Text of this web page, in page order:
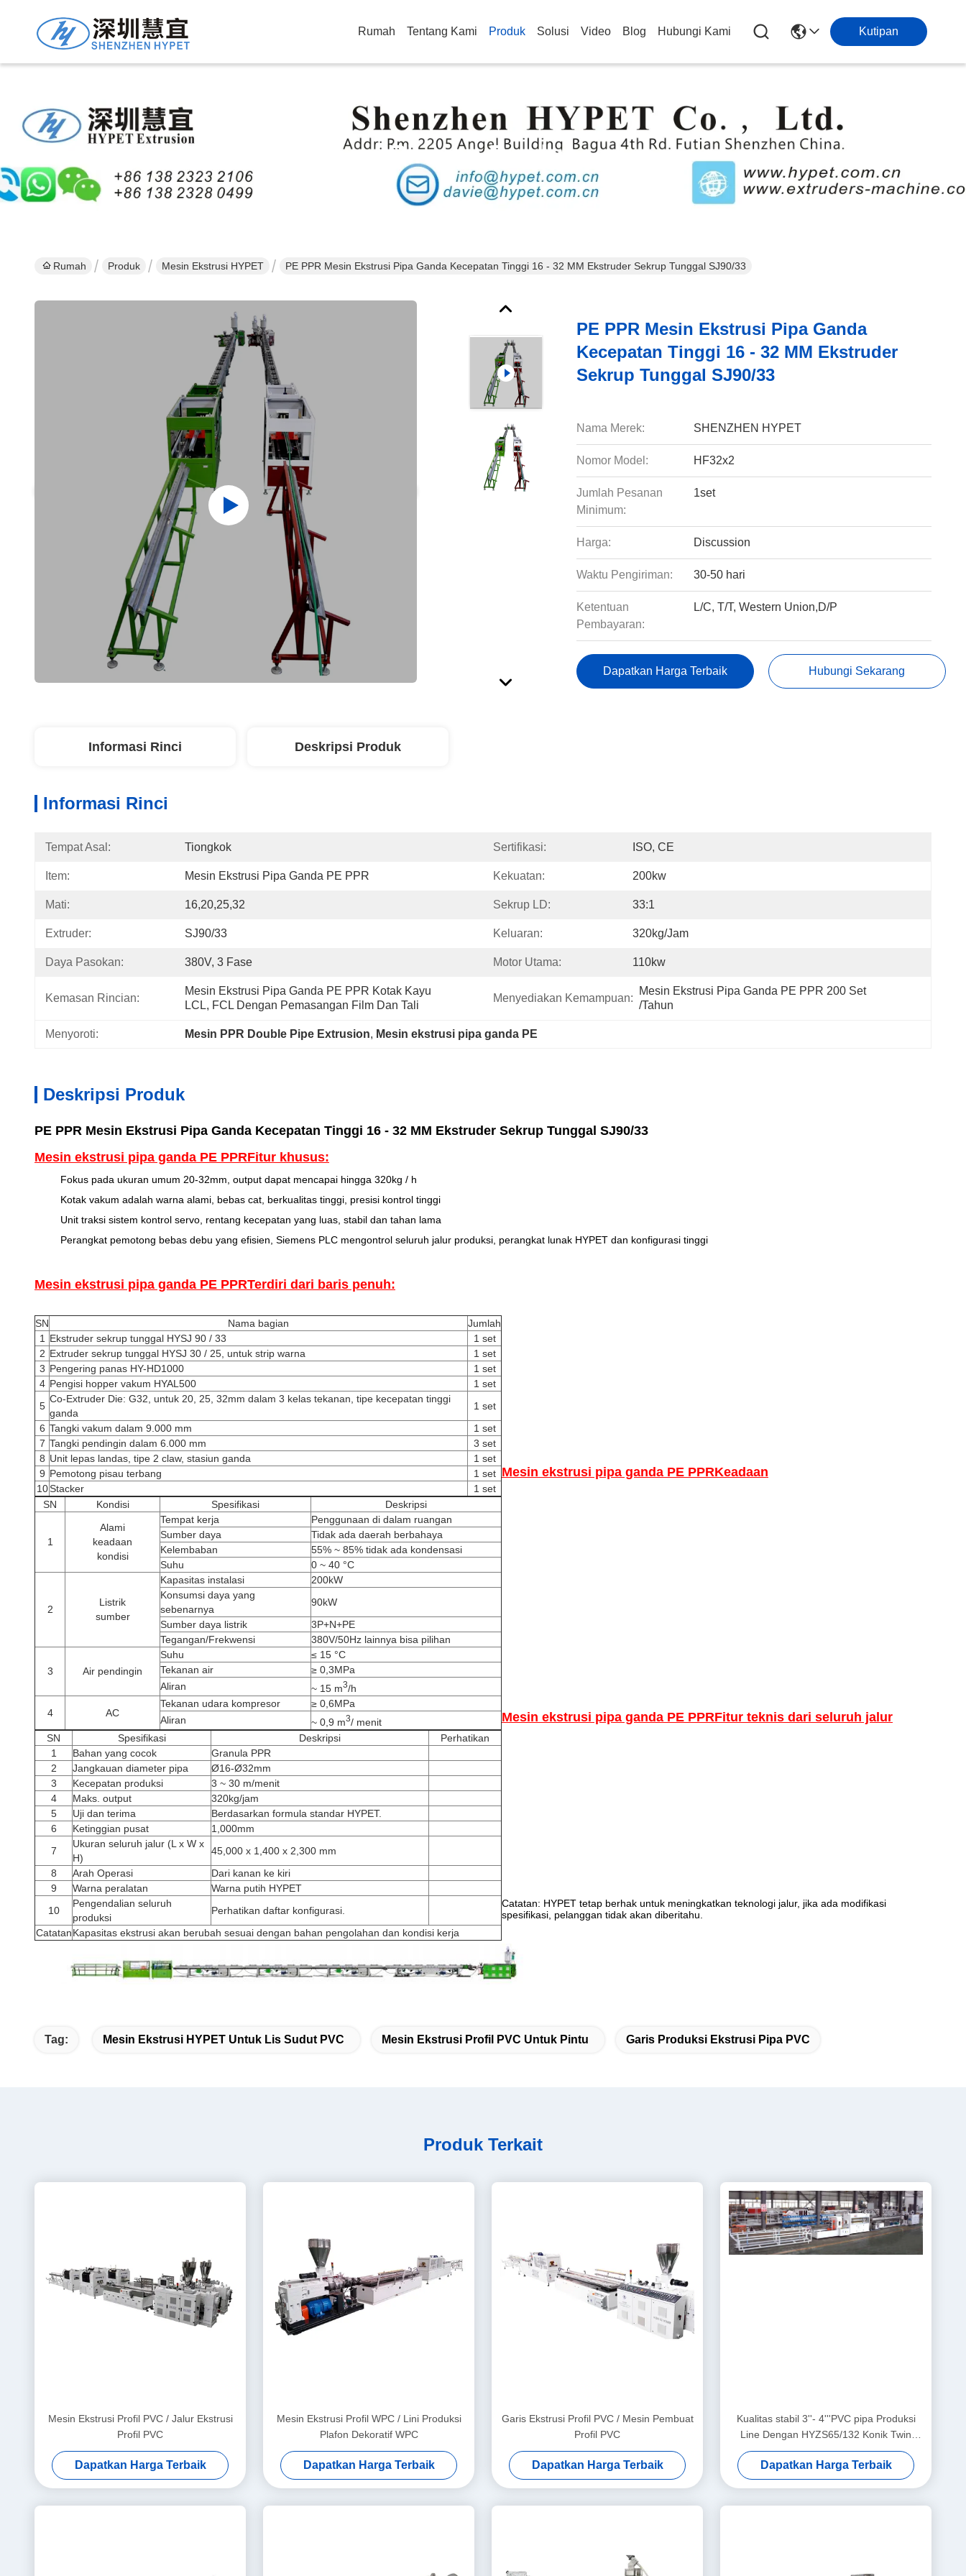
Rumah Tentang Kami Produk Solusi Video Blog Hubungi Kami Kutipan
Rincian Produk
Rumah Produk Mesin Ekstrusi HYPET PE PPR Mesin Ekstrusi Pipa Ganda Kecepatan Tinggi 16 - 32 MM Ekstruder Sekrup Tunggal SJ90/33
PE PPR Mesin Ekstrusi Pipa Ganda
Kecepatan Tinggi 16 - 32 MM Ekstruder
Sekrup Tunggal SJ90/33
Nama Merek: SHENZHEN HYPET
Nomor Model: HF32x2
Jumlah Pesanan
Minimum:
1set
Harga: Discussion
Waktu Pengiriman: 30-50 hari
Ketentuan
Pembayaran:
L/C, T/T, Western Union,D/P
Dapatkan Harga Terbaik Hubungi Sekarang
Informasi Rinci Deskripsi Produk
Informasi Rinci
Tempat Asal: Tiongkok Sertifikasi: ISO, CE
Item: Mesin Ekstrusi Pipa Ganda PE PPR Kekuatan: 200kw
Mati: 16,20,25,32 Sekrup LD: 33:1
Extruder: SJ90/33 Keluaran: 320kg/jam
Daya Pasokan: 380V, 3 Fase Motor Utama: 110kw
Kemasan Rincian:
Mesin Ekstrusi Pipa Ganda PE PPR Kotak Kayu
LCL, FCL Dengan Pemasangan Film Dan Tali
Menyediakan Kemampuan:
Mesin Ekstrusi Pipa Ganda PE PPR 200 Set
/tahun
Menyoroti: Mesin PPR Double Pipe Extrusion, Mesin ekstrusi pipa ganda PE
Deskripsi Produk
PE PPR Mesin Ekstrusi Pipa Ganda Kecepatan Tinggi 16 - 32 MM Ekstruder Sekrup Tunggal SJ90/33
Mesin ekstrusi pipa ganda PE PPRFitur khusus:
Fokus pada ukuran umum 20-32mm, output dapat mencapai hingga 320kg / h
Kotak vakum adalah warna alami, bebas cat, berkualitas tinggi, presisi kontrol tinggi
Unit traksi sistem kontrol servo, rentang kecepatan yang luas, stabil dan tahan lama
Perangkat pemotong bebas debu yang efisien, Siemens PLC mengontrol seluruh jalur produksi, perangkat lunak HYPET dan konfigurasi tinggi
Mesin ekstrusi pipa ganda PE PPRTerdiri dari baris penuh:
SN Nama bagian
Jumlah
1
Ekstruder sekrup tunggal HYSJ 90 / 33
1 set
2 Extruder sekrup tunggal HYSJ 30 / 25, untuk strip warna
1 set
3 Pengering panas HY-HD1000
1 set
4 Pengisi hopper vakum HYAL500
1 set
5
Co-Extruder Die: G32, untuk 20, 25, 32mm dalam 3 kelas tekanan, tipe kecepatan tinggi
ganda
1 set
6 Tangki vakum dalam 9.000 mm
1 set
7 Tangki pendingin dalam 6.000 mm
3 set
8 Unit lepas landas, tipe 2 claw, stasiun ganda
1 set
9 Pemotong pisau terbang
1 set
10Stacker 1 set
Mesin ekstrusi pipa ganda PE PPRKeadaan
SN Kondisi Spesifikasi Deskripsi
1
Alami
keadaan
kondisi
Tempat kerja
Penggunaan di dalam ruangan
Sumber daya
Tidak ada daerah berbahaya
Kelembaban
55% ~ 85% tidak ada kondensasi
Suhu
0 ~ 40 °C
2
Listrik
sumber
Kapasitas instalasi
200kW
Konsumsi daya yang
sebenarnya
90kW
Sumber daya listrik
3P+N+PE
Tegangan/Frekwensi
380V/50Hz lainnya bisa pilihan
3 Air pendingin
Suhu
≤ 15 °C
Tekanan air
≥ 0,3MPa
Aliran
~ 15 m3/h
4 AC
Tekanan udara kompresor
≥ 0,6MPa
Aliran
~ 0,9 m3/ menit Mesin ekstrusi pipa ganda PE PPRFitur teknis dari seluruh jalur
SN Spesifikasi Deskripsi
Perhatikan
1
Bahan yang cocok
Granula PPR
2
Jangkauan diameter pipa
Ø16-Ø32mm
3
Kecepatan produksi
3 ~ 30 m/menit
4
Maks. output
320kg/jam
5
Uji dan terima
Berdasarkan formula standar HYPET.
6
Ketinggian pusat
1,000mm
7
Ukuran seluruh jalur (L x W x
H)
45,000 x 1,400 x 2,300 mm
8
Arah Operasi
Dari kanan ke kiri
9
Warna peralatan
Warna putih HYPET
10
Pengendalian seluruh
produksi
Perhatikan daftar konfigurasi.
CatatanKapasitas ekstrusi akan berubah sesuai dengan bahan pengolahan dan kondisi kerja
Catatan: HYPET tetap berhak untuk meningkatkan teknologi jalur, jika ada modifikasi
spesifikasi, pelanggan tidak akan diberitahu.
Tag: Mesin Ekstrusi HYPET Untuk Lis Sudut PVC Mesin Ekstrusi Profil PVC Untuk Pintu Garis Produksi Ekstrusi Pipa PVC
Produk Terkait
Mesin Ekstrusi Profil PVC / Jalur Ekstrusi
Profil PVC
Dapatkan Harga Terbaik
Mesin Ekstrusi Profil WPC / Lini Produksi
Plafon Dekoratif WPC
Dapatkan Harga Terbaik
Garis Ekstrusi Profil PVC / Mesin Pembuat
Profil PVC
Dapatkan Harga Terbaik
Kualitas stabil 3''- 4'''PVC pipa Produksi
Line Dengan HYZS65/132 Konik Twin
Screw extruder
Dapatkan Harga Terbaik